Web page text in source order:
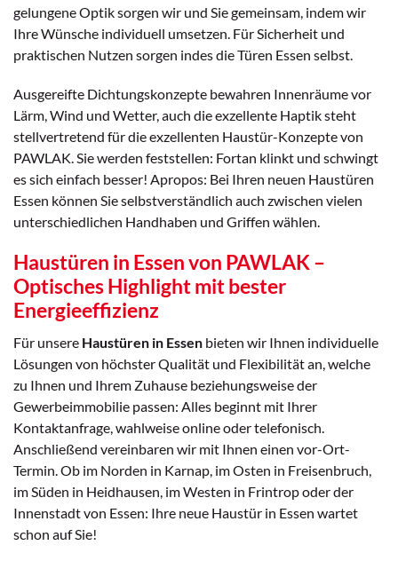
gelungene Optik sorgen wir und Sie gemeinsam, indem wir
Ihre Wünsche individuell umsetzen. Für Sicherheit und
praktischen Nutzen sorgen indes die Türen Essen selbst.
Ausgereifte Dichtungskonzepte bewahren Innenräume vor
Lärm, Wind und Wetter, auch die exzellente Haptik steht
stellvertretend für die exzellenten Haustür-Konzepte von
PAWLAK. Sie werden feststellen: Fortan klinkt und schwingt
es sich einfach besser! Apropos: Bei Ihren neuen Haustüren
Essen können Sie selbstverständlich auch zwischen vielen
unterschiedlichen Handhaben und Griffen wählen.
Haustüren in Essen von PAWLAK –
Optisches Highlight mit bester
Energieeffizienz
Für unsere Haustüren in Essenbieten wir Ihnen individuelle
Lösungen von höchster Qualität und Flexibilität an, welche
zu Ihnen und Ihrem Zuhause beziehungsweise der
Gewerbeimmobilie passen: Alles beginnt mit Ihrer
Kontaktanfrage, wahlweise online oder telefonisch.
Anschließend vereinbaren wir mit Ihnen einen vor-Ort-
Termin. Ob im Norden in Karnap, im Osten in Freisenbruch,
im Süden in Heidhausen, im Westen in Frintrop oder der
Innenstadt von Essen: Ihre neue Haustür in Essen wartet
schon auf Sie!